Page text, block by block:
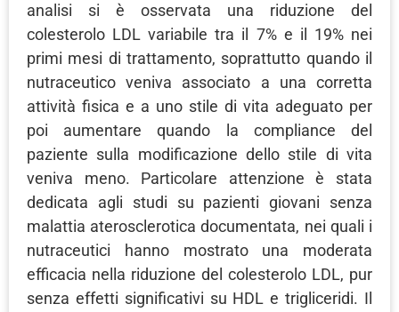
analisi si è osservata una riduzione del
colesterolo LDL variabile tra il 7% e il 19% nei
primi mesi di trattamento, soprattutto quando il
nutraceutico veniva associato a una corretta
attività fisica e a uno stile di vita adeguato per
poi aumentare quando la compliance del
paziente sulla modificazione dello stile di vita
veniva meno. Particolare attenzione è stata
dedicata agli studi su pazienti giovani senza
malattia aterosclerotica documentata, nei quali i
nutraceutici hanno mostrato una moderata
efficacia nella riduzione del colesterolo LDL, pur
senza effetti significativi su HDL e trigliceridi. Il